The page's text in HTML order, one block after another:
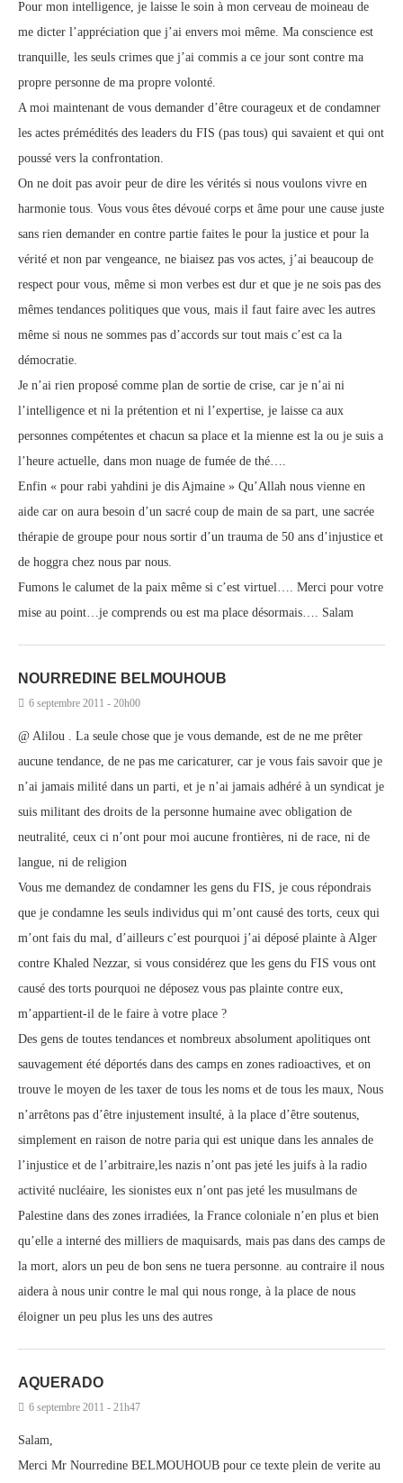
Pour mon intelligence, je laisse le soin à mon cerveau de moineau de
me dicter l’appréciation que j’ai envers moi même. Ma conscience est
tranquille, les seuls crimes que j’ai commis a ce jour sont contre ma
propre personne de ma propre volonté.
A moi maintenant de vous demander d’être courageux et de condamner
les actes prémédités des leaders du FIS (pas tous) qui savaient et qui ont
poussé vers la confrontation.
On ne doit pas avoir peur de dire les vérités si nous voulons vivre en
harmonie tous. Vous vous êtes dévoué corps et âme pour une cause juste
sans rien demander en contre partie faites le pour la justice et pour la
vérité et non par vengeance, ne biaisez pas vos actes, j’ai beaucoup de
respect pour vous, même si mon verbes est dur et que je ne sois pas des
mêmes tendances politiques que vous, mais il faut faire avec les autres
même si nous ne sommes pas d’accords sur tout mais c’est ca la
démocratie.
Je n’ai rien proposé comme plan de sortie de crise, car je n’ai ni
l’intelligence et ni la prétention et ni l’expertise, je laisse ca aux
personnes compétentes et chacun sa place et la mienne est la ou je suis a
l’heure actuelle, dans mon nuage de fumée de thé….
Enfin « pour rabi yahdini je dis Ajmaine » Qu’Allah nous vienne en
aide car on aura besoin d’un sacré coup de main de sa part, une sacrée
thérapie de groupe pour nous sortir d’un trauma de 50 ans d’injustice et
de hoggra chez nous par nous.
Fumons le calumet de la paix même si c’est virtuel…. Merci pour votre
mise au point…je comprends ou est ma place désormais…. Salam
NOURREDINE BELMOUHOUB
6 septembre 2011 - 20h00
@ Alilou . La seule chose que je vous demande, est de ne me prêter
aucune tendance, de ne pas me caricaturer, car je vous fais savoir que je
n’ai jamais milité dans un parti, et je n’ai jamais adhéré à un syndicat je
suis militant des droits de la personne humaine avec obligation de
neutralité, ceux ci n’ont pour moi aucune frontières, ni de race, ni de
langue, ni de religion
Vous me demandez de condamner les gens du FIS, je cous répondrais
que je condamne les seuls individus qui m’ont causé des torts, ceux qui
m’ont fais du mal, d’ailleurs c’est pourquoi j’ai déposé plainte à Alger
contre Khaled Nezzar, si vous considérez que les gens du FIS vous ont
causé des torts pourquoi ne déposez vous pas plainte contre eux,
m’appartient-il de le faire à votre place ?
Des gens de toutes tendances et nombreux absolument apolitiques ont
sauvagement été déportés dans des camps en zones radioactives, et on
trouve le moyen de les taxer de tous les noms et de tous les maux, Nous
n’arrêtons pas d’être injustement insulté, à la place d’être soutenus,
simplement en raison de notre paria qui est unique dans les annales de
l’injustice et de l’arbitraire,les nazis n’ont pas jeté les juifs à la radio
activité nucléaire, les sionistes eux n’ont pas jeté les musulmans de
Palestine dans des zones irradiées, la France coloniale n’en plus et bien
qu’elle a interné des milliers de maquisards, mais pas dans des camps de
la mort, alors un peu de bon sens ne tuera personne. au contraire il nous
aidera à nous unir contre le mal qui nous ronge, à la place de nous
éloigner un peu plus les uns des autres
AQUERADO
6 septembre 2011 - 21h47
Salam,
Merci Mr Nourredine BELMOUHOUB pour ce texte plein de verite au